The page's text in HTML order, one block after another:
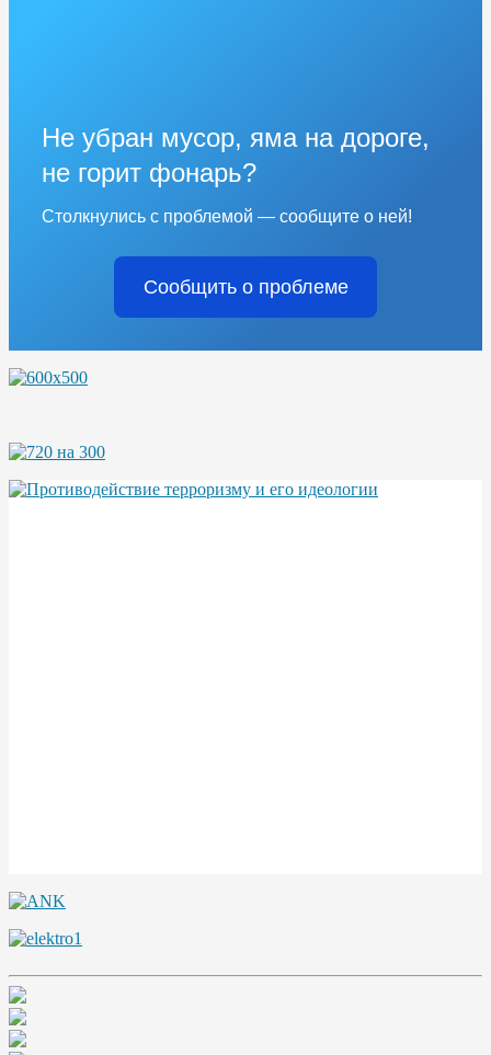
Не убран мусор, яма на дороге,
не горит фонарь?
Столкнулись с проблемой — сообщите о ней!
Сообщить о проблеме